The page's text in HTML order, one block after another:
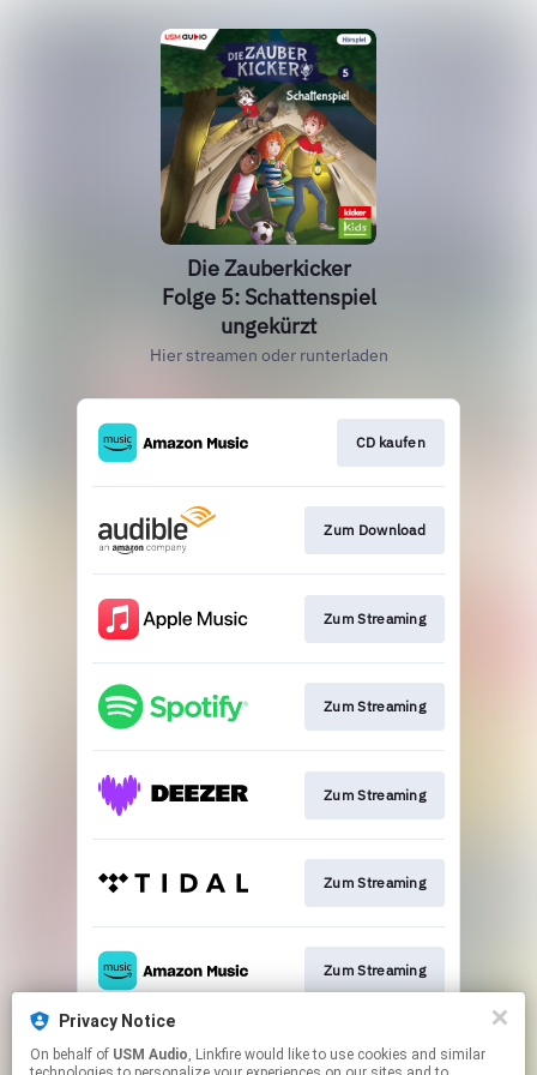
Privacy Notice
On behalf of USM Audio, Linkfire would like to use cookies and similar
Die Zauberkicker
Folge 5: Schattenspiel
ungekürzt
Hier streamen oder runterladen
CD kaufen
Zum Download
Zum Streaming
Zum Streaming
Zum Streaming
Zum Streaming
Zum Streaming
Zur Verlagsseite